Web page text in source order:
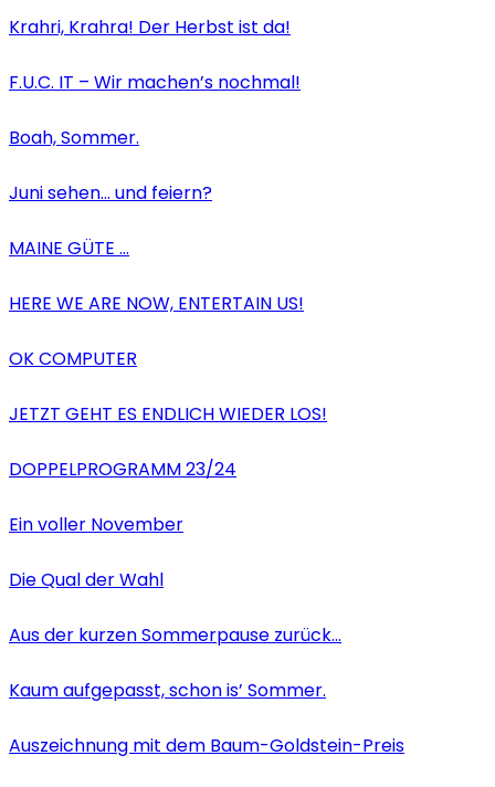
Krahri, Krahra! Der Herbst ist da!
F.U.C. IT – Wir machen’s nochmal!
Boah, Sommer.
Juni sehen… und feiern?
MAINE GÜTE …
HERE WE ARE NOW, ENTERTAIN US!
OK COMPUTER
JETZT GEHT ES ENDLICH WIEDER LOS!
DOPPELPROGRAMM 23/24
Ein voller November
Die Qual der Wahl
Aus der kurzen Sommerpause zurück…
Kaum aufgepasst, schon is’ Sommer.
Auszeichnung mit dem Baum-Goldstein-Preis